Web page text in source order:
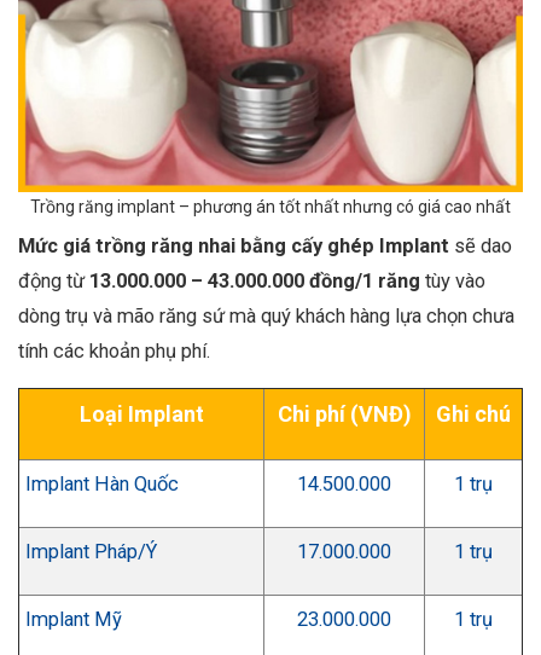
Trồng răng implant – phương án tốt nhất nhưng có giá cao nhất
Mức giá trồng răng nhai bằng cấy ghép Implant sẽ dao
động từ 13.000.000 – 43.000.000 đồng/1 răng tùy vào
dòng trụ và mão răng sứ mà quý khách hàng lựa chọn chưa
tính các khoản phụ phí.
Loại Implant Chi phí (VNĐ) Ghi chú
Implant Hàn Quốc 14.500.000 1 trụ
Implant Pháp/Ý 17.000.000 1 trụ
Implant Mỹ 23.000.000 1 trụ